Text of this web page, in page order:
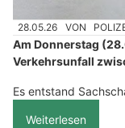
28.05.26 VON
Am Donnerstag
Verkehrsunfall
Es entstand
Weiterlesen